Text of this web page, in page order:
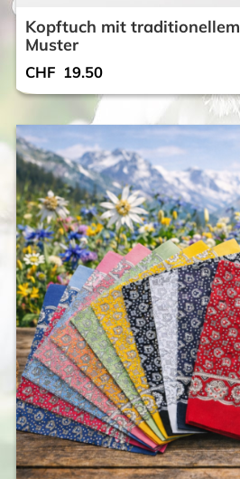
Kopftuch mit traditionellem
Muster
CHF 19.50